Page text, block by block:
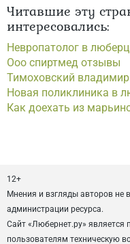
Читавшие эту
интересовались:
Невропатолог в
Ооо спиртмед отзывы
Тимоховский
Новая поликлиника в
Как доехать из
12+
Мнения и взгляды авторов не
администрации ресурса.
Сайт «Любернет.ру»
пользователям техническую